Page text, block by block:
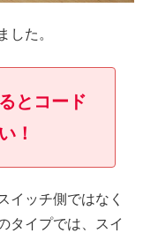
した。
とコード
！
イッチ側ではなく
タイプでは、スイ